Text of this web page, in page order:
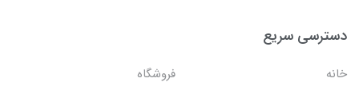
دسترسی سریع
خانه
فروشگاه